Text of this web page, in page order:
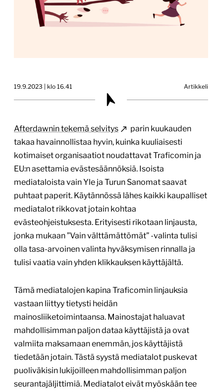
19.9.2023 | klo 16.41 Artikkeli
Afterdawnin tekemä selvitys
parin kuukauden
takaa havainnollistaa hyvin, kuinka kuuliaisesti
kotimaiset organisaatiot noudattavat Traficomin ja
EU:n asettamia evästesäännöksiä. Isoista
mediataloista vain Yle ja Turun Sanomat saavat
puhtaat paperit. Käytännössä lähes kaikki kaupalliset
mediatalot rikkovat jotain kohtaa
evästeohjeistuksesta. Erityisesti rikotaan linjausta,
jonka mukaan ”Vain välttämättömät” -valinta tulisi
olla tasa-arvoinen valinta hyväksymisen rinnalla ja
tulisi vaatia vain yhden klikkauksen käyttäjältä.
Tämä mediatalojen kapina Traficomin linjauksia
vastaan liittyy tietysti heidän
mainosliiketoimintaansa. Mainostajat haluavat
mahdollisimman paljon dataa käyttäjistä ja ovat
valmiita maksamaan enemmän, jos käyttäjistä
tiedetään jotain. Tästä syystä mediatalot puskevat
puoliväkisin lukijoilleen mahdollisimman paljon
seurantajäljittimiä. Mediatalot eivät myöskään tee